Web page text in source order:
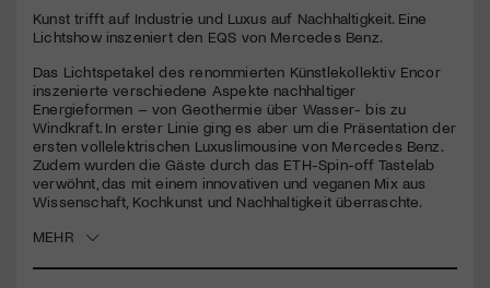
Kunst trifft auf Industrie und Luxus auf Nachhaltigkeit. Eine
Lichtshow inszeniert den EQS von Mercedes Benz.
Das Lichtspetakel des renommierten Künstlekollektiv Encor
inszenierte verschiedene Aspekte nachhaltiger
Energieformen – von Geothermie über Wasser- bis zu
Windkraft. In erster Linie ging es aber um die Präsentation der
ersten vollelektrischen Luxuslimousine von Mercedes Benz.
Zudem wurden die Gäste durch das ETH-Spin-off Tastelab
verwöhnt, das mit einem innovativen und veganen Mix aus
Wissenschaft, Kochkunst und Nachhaltigkeit überraschte.
MEHR
Jetzt Mitglied werden